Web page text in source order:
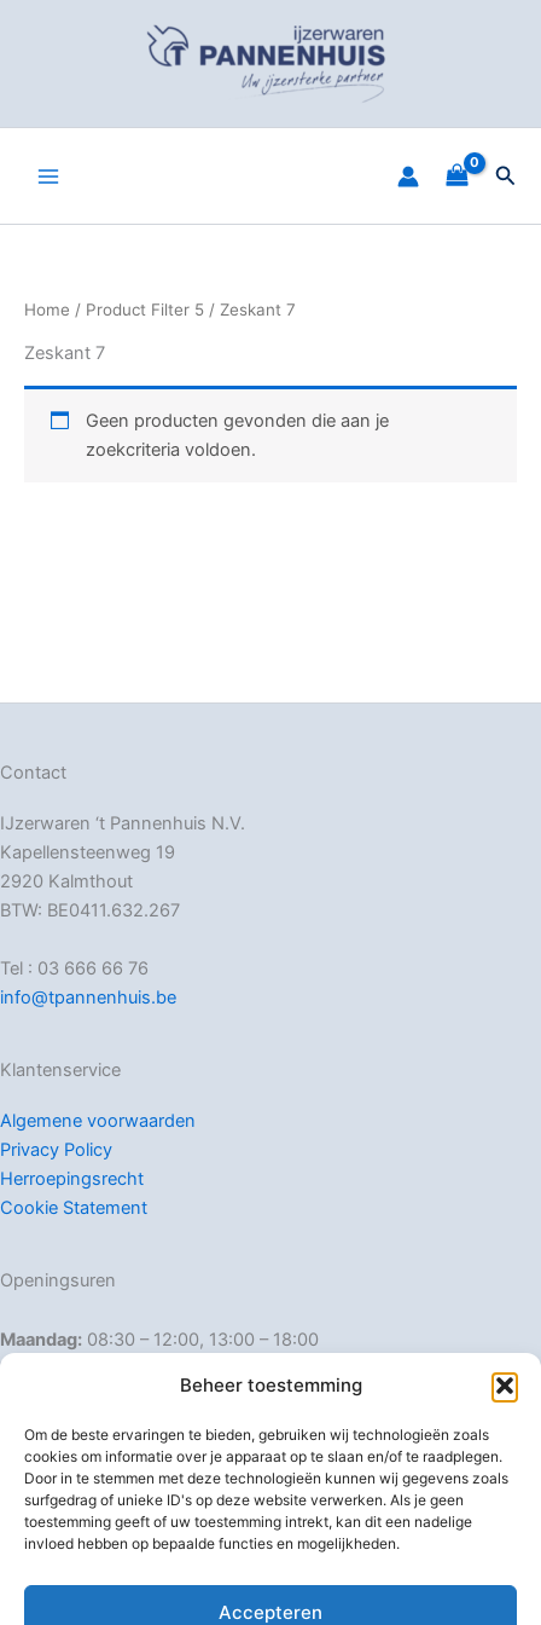
Beheer toestemming
Om de beste ervaringen te bieden, gebruiken wij technologieën zoals
cookies om informatie over je apparaat op te slaan en/of te raadplegen.
Door in te stemmen met deze technologieën kunnen wij gegevens zoals
surfgedrag of unieke ID's op deze website verwerken. Als je geen
toestemming geeft of uw toestemming intrekt, kan dit een nadelige
invloed hebben op bepaalde functies en mogelijkheden.
Accepteren
Home / Product Filter 5 / Zeskant 7
Zeskant 7
Geen producten gevonden die aan je
zoekcriteria voldoen.
Contact
IJzerwaren ‘t Pannenhuis N.V.
Kapellensteenweg 19
2920 Kalmthout
BTW: BE0411.632.267
Tel : 03 666 66 76
info@tpannenhuis.be
Klantenservice
Algemene voorwaarden
Privacy Policy
Herroepingsrecht
Cookie Statement
Openingsuren
Maandag: 08:30 – 12:00, 13:00 – 18:00
Dinsdag:
08:30 – 12:00, 13:00 – 18:00
Donderdag: 08:30 – 12:00, 13:00 – 18:00
Vrijdag: 08:30 – 12:00, 13:00 – 18:00
Zaterdag: 08:30 – 16:00
Zondag: Gesloten